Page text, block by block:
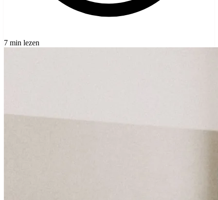
7 min lezen